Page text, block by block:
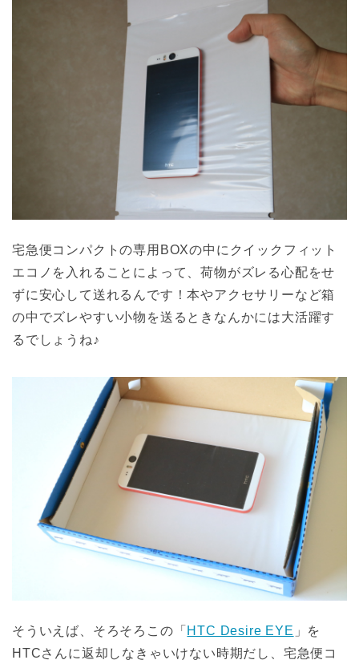
宅急便コンパクトの専用BOXの中にクイックフィット
エコノを入れることによって、荷物がズレる心配をせ
ずに安心して送れるんです！本やアクセサリーなど箱
の中でズレやすい小物を送るときなんかには大活躍す
るでしょうね♪
そういえば、そろそろこの「 HTC Desire EYE 」を
HTCさんに返却しなきゃいけない時期だし、宅急便コ